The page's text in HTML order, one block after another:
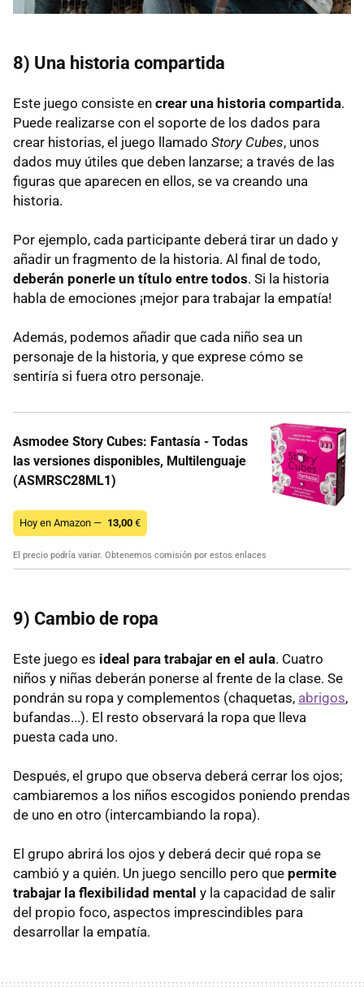
8) Una historia compartida
Este juego consiste en crear una historia compartida.
Puede realizarse con el soporte de los dados para
crear historias, el juego llamado Story Cubes, unos
dados muy útiles que deben lanzarse; a través de las
figuras que aparecen en ellos, se va creando una
historia.
Por ejemplo, cada participante deberá tirar un dado y
añadir un fragmento de la historia. Al final de todo,
deberán ponerle un título entre todos. Si la historia
habla de emociones ¡mejor para trabajar la empatía!
Además, podemos añadir que cada niño sea un
personaje de la historia, y que exprese cómo se
sentiría si fuera otro personaje.
Asmodee Story Cubes: Fantasía - Todas
las versiones disponibles, Multilenguaje
(ASMRSC28ML1)
Hoy en Amazon — 13,00 €
El precio podría variar. Obtenemos comisión por estos enlaces
9) Cambio de ropa
Este juego es ideal para trabajar en el aula. Cuatro
niños y niñas deberán ponerse al frente de la clase. Se
pondrán su ropa y complementos (chaquetas, abrigos,
bufandas...). El resto observará la ropa que lleva
puesta cada uno.
Después, el grupo que observa deberá cerrar los ojos;
cambiaremos a los niños escogidos poniendo prendas
de uno en otro (intercambiando la ropa).
El grupo abrirá los ojos y deberá decir qué ropa se
cambió y a quién. Un juego sencillo pero que permite
trabajar la flexibilidad mental y la capacidad de salir
del propio foco, aspectos imprescindibles para
desarrollar la empatía.